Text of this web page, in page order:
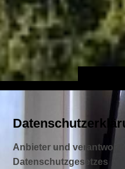
Anbieter und
Datenschutzgesetzes